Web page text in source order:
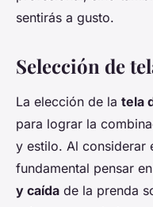
sentirás a gusto.
Selección de
La elección de la tela
para lograr la
y estilo. Al considerar
fundamental pensar
y caída de la prenda